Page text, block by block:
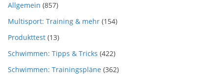
Allgemein (857)
Multisport: Training & mehr (154)
Produkttest (13)
Schwimmen: Tipps & Tricks (422)
Schwimmen: Trainingspläne (362)